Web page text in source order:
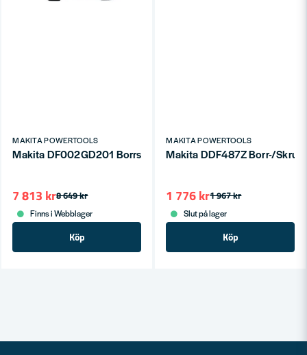
MAKITA POWERTOOLS
Makita DF002GD201 Borrskruvdragare XGT® 40V 64/30Nm
8 649 kr
7 813 kr
Finns i Webblager
Köp
MAKITA POWERTOOLS
Makita DDF487Z Borr-/
1 967 kr
1 776 kr
Slut på lager
Köp